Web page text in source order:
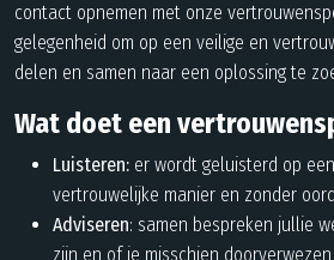
contact opnemen met onze
gelegenheid om op een veilige en
delen en samen naar een oplossing te
Wat doet een
Luisteren: er wordt geluisterd op
vertrouwelijke manier en zonder
Adviseren: samen bespreken jullie
zijn en of je misschien